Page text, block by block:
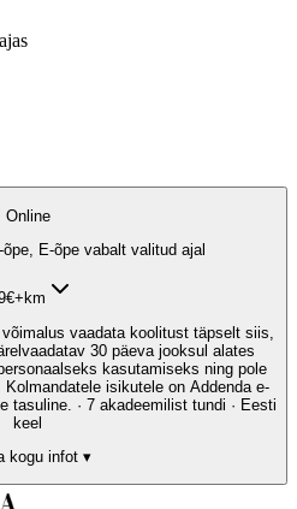
Online
E-õpe vabalt valitud ajal
€+km
vaadata koolitust täpselt siis,
30 päeva jooksul alates
kasutamiseks ning pole
isikutele on Addenda e-
tasuline. · 7 akadeemilist tundi · Eesti
keel
kogu infot ▾